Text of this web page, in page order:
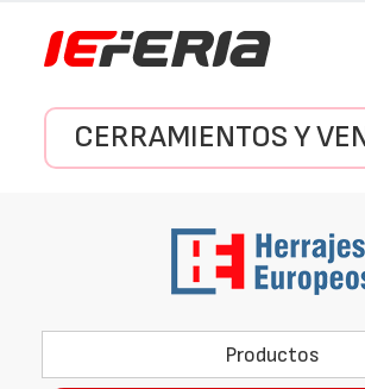
CERRAMIENTOS Y
Productos